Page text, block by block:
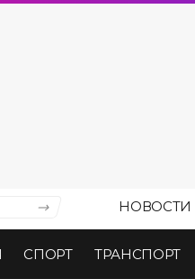
НОВОСТИ
СПОРТ ТРАНСПОРТ